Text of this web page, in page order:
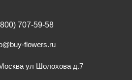
707-59-58
flowers.ru
ул Шолохова д.7